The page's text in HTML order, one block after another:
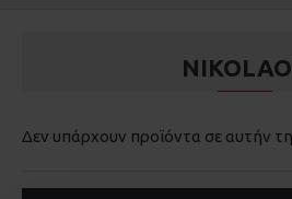
Δεν υπάρχουν προϊόντα σε αυτήν